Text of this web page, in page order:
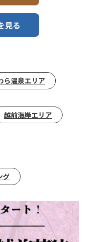
見る
ら温泉エリア
越前海岸エリア
グ